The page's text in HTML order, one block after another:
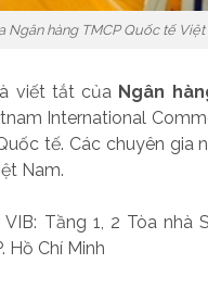
Ngân hàng TMCP Quốc tế
viết tắt của Ngân
International
tế. Các chuyên gia
Nam.
Tầng 1, 2 Tòa nhà
Hồ Chí Minh